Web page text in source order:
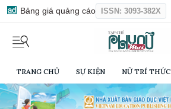
Bảng giá quảng cáo ISSN: 3093-382X
TRANG CHỦ SỰ KIỆN NỮ TRÍ THỨC